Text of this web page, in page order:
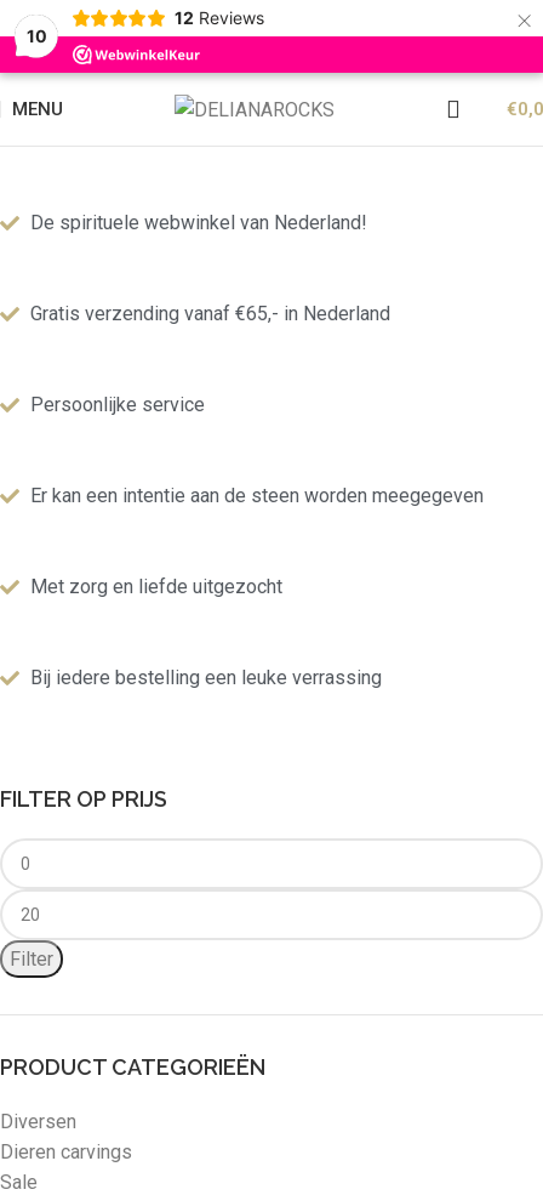
10
12 Reviews ×
MENU €
De spirituele webwinkel van Nederland!
Gratis verzending vanaf €65,- in Nederland
Persoonlijke service
Er kan een intentie aan de steen worden meegegeven
Met zorg en liefde uitgezocht
Bij iedere bestelling een leuke verrassing
FILTER OP PRIJS
Filter
PRODUCT CATEGORIEËN
Diversen
Dieren carvings
Sale